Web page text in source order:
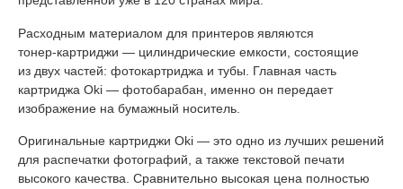
n
)
Расходным материалом для принтеров являются
тонер-картриджи — цилиндрические емкости, состоящие
из двух частей: фотокартриджа и тубы. Главная часть
картриджа Oki — фотобарабан, именно он передает
изображение на бумажный носитель.
Оригинальные картриджи Oki — это одно из лучших решений
для распечатки фотографий, а также текстовой печати
высокого качества. Сравнительно высокая цена полностью